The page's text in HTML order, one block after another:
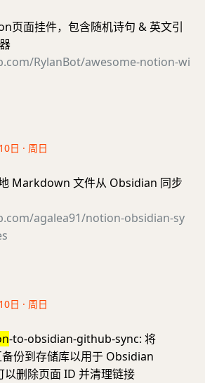
页面挂件，包含随机诗句 & 英文引
RylanBot/awesome-notion-wi
日 · 周日
Markdown 文件从 Obsidian 同步
agalea91/notion-obsidian-sy
日 · 周日
-to-obsidian-github-sync: 将
份到存储库以用于 Obsidian
以删除页面 ID 并清理链接